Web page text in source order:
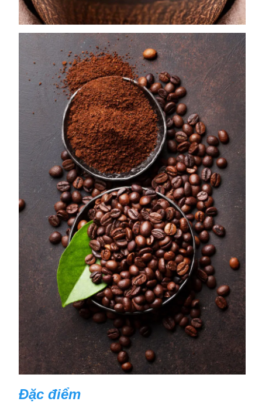
Đặc điểm